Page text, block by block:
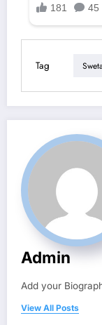
Tag
Admin
Add your
View All Posts